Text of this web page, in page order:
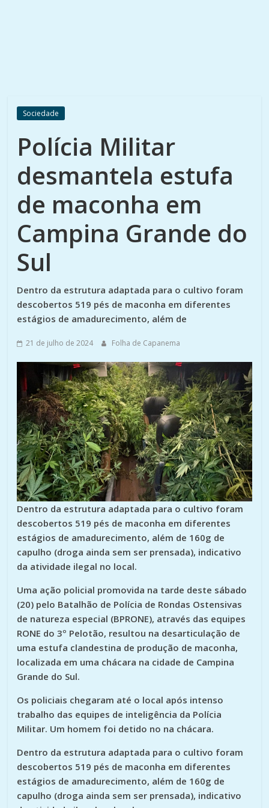
Sociedade
Polícia Militar
desmantela estufa
de maconha em
Campina Grande do
Sul
Dentro da estrutura adaptada para o cultivo foram
descobertos 519 pés de maconha em diferentes
estágios de amadurecimento, além de
21 de julho de 2024 Folha de Capanema
Dentro da estrutura adaptada para o cultivo foram
descobertos 519 pés de maconha em diferentes
estágios de amadurecimento, além de 160g de
capulho (droga ainda sem ser prensada), indicativo
da atividade ilegal no local.
Uma ação policial promovida na tarde deste sábado
(20) pelo Batalhão de Polícia de Rondas Ostensivas
de natureza especial (BPRONE), através das equipes
RONE do 3º Pelotão, resultou na desarticulação de
uma estufa clandestina de produção de maconha,
localizada em uma chácara na cidade de Campina
Grande do Sul.
Os policiais chegaram até o local após intenso
trabalho das equipes de inteligência da Polícia
Militar. Um homem foi detido no na chácara.
Dentro da estrutura adaptada para o cultivo foram
descobertos 519 pés de maconha em diferentes
estágios de amadurecimento, além de 160g de
capulho (droga ainda sem ser prensada), indicativo